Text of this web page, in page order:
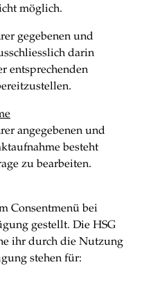
möglich.
gegebenen und
darin
entsprechenden
angegebenen und
besteht
zu bearbeiten.
Consentmenü bei
gestellt. Die HSG
ihr durch die Nutzung
stehen für: